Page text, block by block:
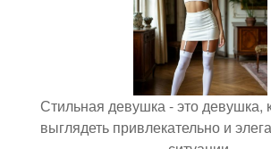
Стильная девушка - это девушка,
выглядеть привлекательно и